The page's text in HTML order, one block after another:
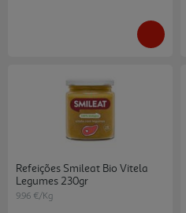
Refeições Smileat Bio Vitela
Legumes 230gr
9.96 €/Kg